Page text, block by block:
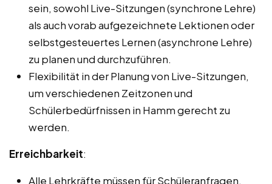
sein, sowohl Live-Sitzungen (synchrone Lehre)
als auch vorab aufgezeichnete Lektionen oder
selbstgesteuertes Lernen (asynchrone Lehre)
zu planen und durchzuführen.
Flexibilität in der Planung von Live-Sitzungen,
um verschiedenen Zeitzonen und
Schülerbedürfnissen in Hamm gerecht zu
werden.
Erreichbarkeit:
Alle Lehrkräfte müssen für Schüleranfragen,